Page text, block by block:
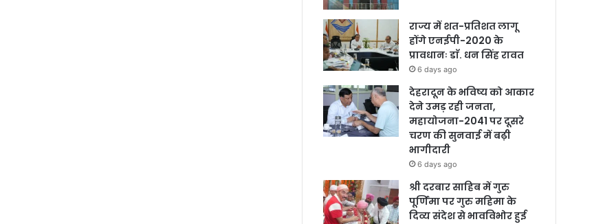
राज्य में शत-प्रतिशत लागू
होंगे एनईपी-2020 के
प्रावधानः डाॅ. धन सिंह रावत
6 days ago
देहरादून के भविष्य को आकार
देने उमड़ रही जनता,
महायोजना-2041 पर दूसरे
चरण की सुनवाई में बढ़ी
भागीदारी
6 days ago
श्री दरबार साहिब में गुरु
पूर्णिमा पर गुरु महिमा के
दिव्य संदेश से भावविभोर हुई